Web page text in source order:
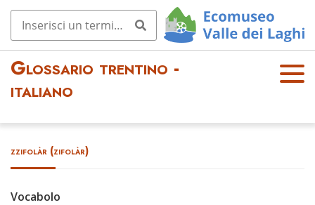
Glossario trentino -
italiano
OPE
zzifolàr (zifolàr)
Vocabolo